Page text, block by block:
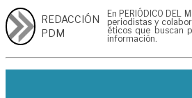
REDACCIÓN
PDM
En PERIÓDICO
periodistas y
éticos que buscan
información.